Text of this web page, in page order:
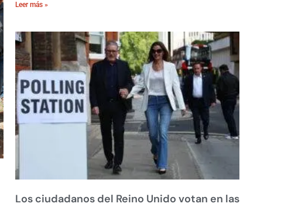
Leer más »
Los ciudadanos del Reino Unido votan en las